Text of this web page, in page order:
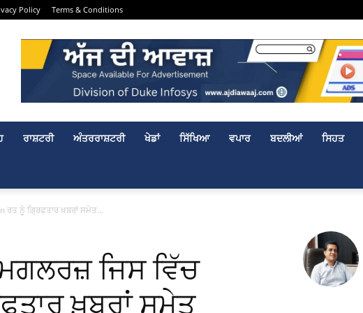
Policy Terms & Conditions
ਰਾਸ਼ਟਰੀ ਅੰਤਰਰਾਸ਼ਟਰੀ ਖੇਡਾਂ ਸਿੱਖਿਆ ਵਪਾਰ ਬਦਲੀਆਂ ਸਿਹਤ
ਨੂੰ ਗ੍ਰਿਫਤਾਰ ਖ਼ਬਰਾਂ ਸਮੇਤ...
ਜਿਸ ਵਿੱਚ
ਖ਼ਬਰਾਂ ਸਮੇਤ